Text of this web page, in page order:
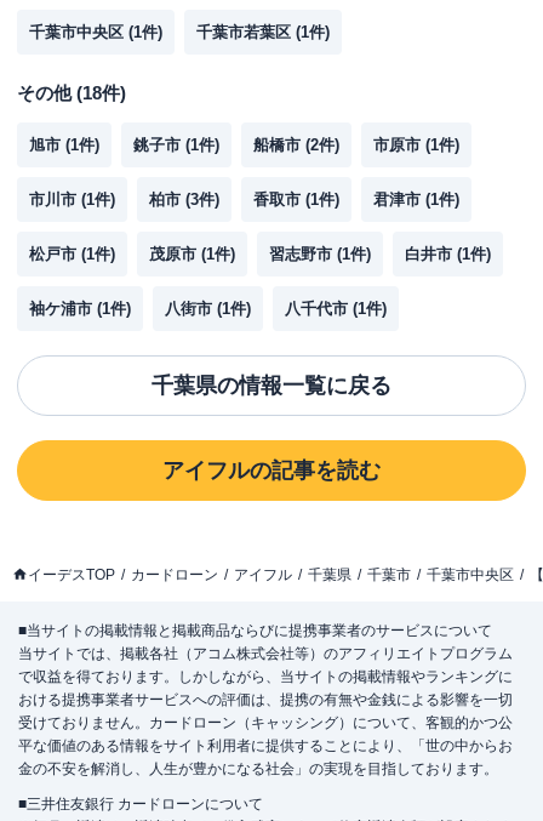
千葉市中央区 (1件) 千葉市若葉区 (1件)
その他(18件)
旭市 (1件) 銚子市 (1件) 船橋市 (2件) 市原市 (1件)
市川市 (1件) 柏市 (3件) 香取市 (1件) 君津市 (1件)
松戸市 (1件) 茂原市 (1件) 習志野市 (1件) 白井市 (1件)
袖ケ浦市 (1件) 八街市 (1件) 八千代市 (1件)
千葉県の情報一覧に戻る
アイフルの記事を読む
イーデスTOP カードローン アイフル 千葉県 千葉市 千葉市中央区
■当サイトの掲載情報と掲載商品ならびに提携事業者のサービスについて
当サイトでは、掲載各社（アコム株式会社等）のアフィリエイトプログラム
で収益を得ております。しかしながら、当サイトの掲載情報やランキングに
おける提携事業者サービスへの評価は、提携の有無や金銭による影響を一切
受けておりません。カードローン（キャッシング）について、客観的かつ公
平な価値のある情報をサイト利用者に提供することにより、「世の中からお
金の不安を解消し、人生が豊かになる社会」の実現を目指しております。
■三井住友銀行 カードローンについて